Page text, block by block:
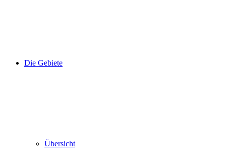
Die Gebiete
Übersicht